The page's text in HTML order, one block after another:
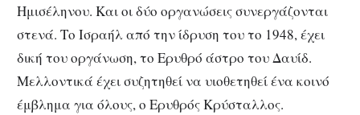
Ημισέληνου. Και οι δύο οργανώσεις συνεργάζονται
στενά. Το Ισραήλ από την ίδρυση του το 1948, έχει
δική του οργάνωση, το Ερυθρό άστρο του Δαυίδ.
Μελλοντικά έχει συζητηθεί να υιοθετηθεί ένα κοινό
έμβλημα για όλους, ο Ερυθρός Κρύσταλλος.